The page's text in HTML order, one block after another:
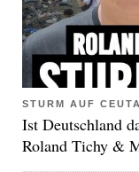
STURM AUF CEUTA
Ist Deutschland
Roland Tichy &